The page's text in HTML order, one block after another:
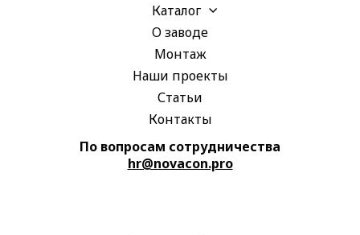
Каталог
О заводе
Монтаж
Наши проекты
Статьи
Контакты
По вопросам сотрудничества
hr@novacon.pro